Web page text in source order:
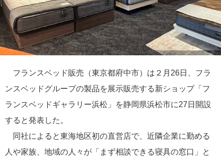
フランスベッド販売（東京都府中市）は２月26日、フラ
ンスベッドグループの製品を展示販売する新ショップ「フ
ランスベッドギャラリー浜松」を静岡県浜松市に27日開設
すると発表した。
同社によると東海地区初の直営店で、近隣企業に勤める
人や家族、地域の人々が「まず相談できる寝具の窓口」と